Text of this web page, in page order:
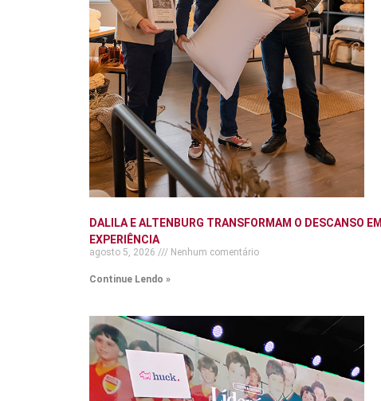
DALILA E ALTENBURG TRANSFORMAM O DESCANSO EM
EXPERIÊNCIA
agosto 5, 2026 Nenhum comentário
Continue Lendo »